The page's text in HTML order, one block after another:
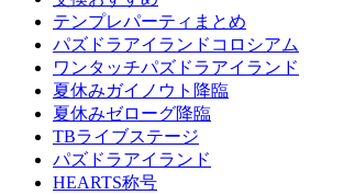
テンプレパーティまとめ
パズドラアイランドコロシアム
ワンタッチパズドラアイランド
夏休みガイノウト降臨
夏休みゼローグ降臨
TBライブステージ
パズドラアイランド
HEARTS称号